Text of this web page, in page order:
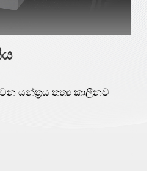
යන්ත්‍රය තත්‍ය කාලීනව